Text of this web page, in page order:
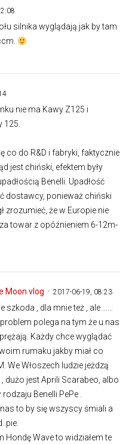
silnika wyglądają jak by tam
nie ma Kawy Z125 i
125.
co do R&D i fabryki, faktycznie
jest chiński, efektem były
Benelli. Upadłość
dostawcy, ponieważ chiński
zrozumieć, że w Europie nie
towar z opóźnieniem 6-12m-
Moon vlog 2017-06-19, 08:23
szkoda , dla mnie też , ale ……
polega na tym że u nas
Każdy chce wyglądać
rumaku jakby miał co
We Włoszech ludzie jeżdzą
dużo jest Aprili Scarabeo, albo
Benelli PePe .
to by się wszyscy śmiali a
Hondę Wave to widziałem te